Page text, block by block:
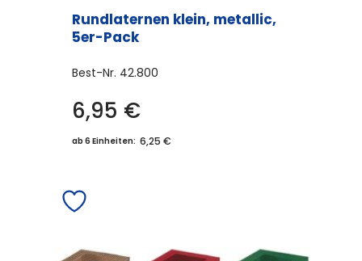
Rundlaternen klein, metallic,
5er-Pack
Best-Nr. 42.800
6,95 €
ab 6 Einheiten: 6,25 €
Die